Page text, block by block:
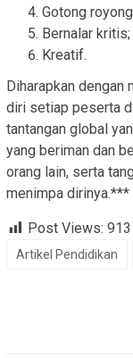
Gotong
Bernalar kritis;
Kreatif.
Diharapkan dengan
diri setiap peserta
tantangan global
yang beriman dan
orang lain, serta
menimpa dirinya.***
Post Views: 913
Artikel Pendidikan